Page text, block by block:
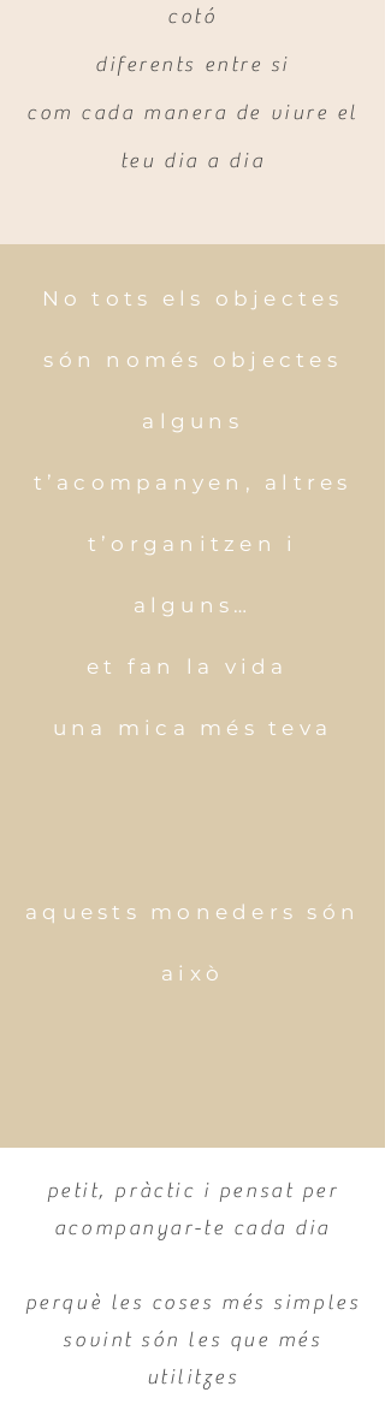
cotó
diferents entre si
com cada manera de viure el
teu dia a dia
No tots els objectes
són només objectes
alguns
t’acompanyen, altres
t’organitzen i
alguns…
et fan la vida
una mica més teva
aquests moneders són
això
petit, pràctic i pensat per
acompanyar-te cada dia
perquè les coses més simples
sovint són les que més
utilitzes